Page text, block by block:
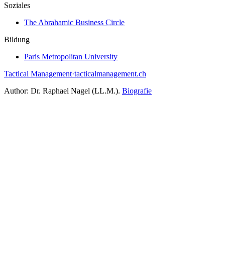
Soziales
The Abrahamic Business Circle
Bildung
Paris Metropolitan University
Tactical Management·tacticalmanagement.ch
Author: Dr. Raphael Nagel (LL.M.). Biografie